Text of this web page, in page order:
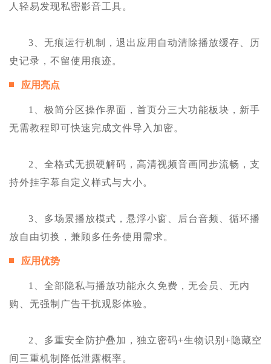
人轻易发现私密影音工具。
3、无痕运行机制，退出应用自动清除播放缓存、历
史记录，不留使用痕迹。
应用亮点
1、极简分区操作界面，首页分三大功能板块，新手
无需教程即可快速完成文件导入加密。
2、全格式无损硬解码，高清视频音画同步流畅，支
持外挂字幕自定义样式与大小。
3、多场景播放模式，悬浮小窗、后台音频、循环播
放自由切换，兼顾多任务使用需求。
应用优势
1、全部隐私与播放功能永久免费，无会员、无内
购、无强制广告干扰观影体验。
2、多重安全防护叠加，独立密码+生物识别+隐藏空
间三重机制降低泄露概率。